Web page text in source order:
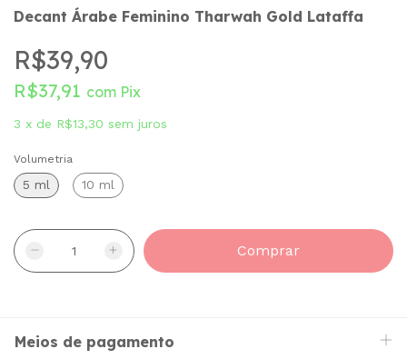
Decant Árabe Feminino Tharwah Gold Lataffa
R$39,90
R$37,91 com Pix
3 x de R$13,30 sem juros
Volumetria
5 ml 10 ml
Meios de pagamento